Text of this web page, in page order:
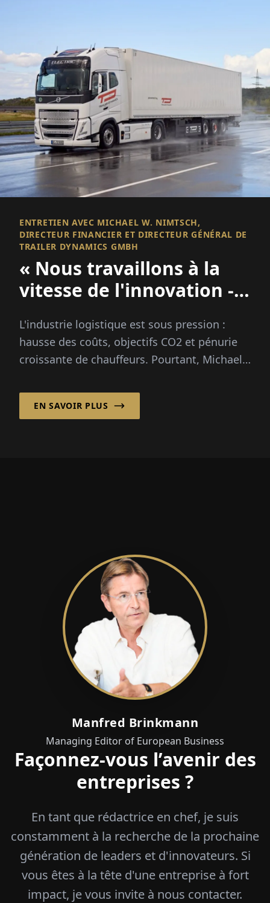
ENTRETIEN AVEC MICHAEL W. NIMTSCH,
DIRECTEUR FINANCIER ET DIRECTEUR GÉNÉRAL DE
TRAILER DYNAMICS GMBH
« Nous travaillons à la
vitesse de l'innovation -
n'est pas le cas de la
bureaucratie »
L'industrie logistique est sous pression :
hausse des coûts, objectifs CO2 et pénurie
croissante de chauffeurs. Pourtant, Michael
EN SAVOIR PLUS
Manfred Brinkmann
Managing Editor of European Business
Façonnez-vous l’avenir des
entreprises ?
En tant que rédactrice en chef, je suis
constamment à la recherche de la prochaine
génération de leaders et d'innovateurs. Si
vous êtes à la tête d'une entreprise à fort
impact, je vous invite à nous contacter.